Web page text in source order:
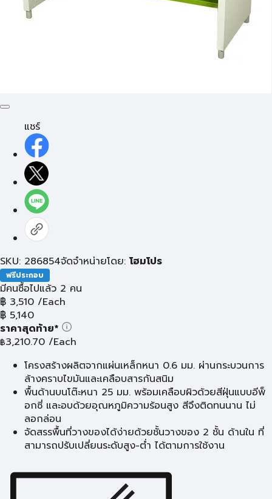
แชร์
SKU: 286854จัดจำหน่ายโดย: โฮมโปร
ฟรีประกอบ
มีคนซื้อไปแล้ว 2 คน
฿ 3,510 /Each
฿ 5,140
ราคาสุดท้าย*
฿3,210.70 /Each
โครงสร้างผลิตจากแผ่นเหล็กหนา 0.6 มม. ผ่านกระบวนการ
ล้างคราบไขมันและเคลือบสารกันสนิม
พื้นด้านบนโต๊ะหนา 25 มม. พร้อมเคลือบผิวด้วยสีฝุ่นแบบอีพ็
อกซี่ และอบด้วยอุณหภูมิความร้อนสูง สีจึงติดทนนาน ไม่
ลอกล่อน
จัดสรรพื้นที่วางของได้ง่ายด้วยชั้นวางของ 2 ชั้น ด้านใน ที่
สามารถปรับเปลี่ยนระดับสูง-ต่ำ ได้ตามการใช้งาน